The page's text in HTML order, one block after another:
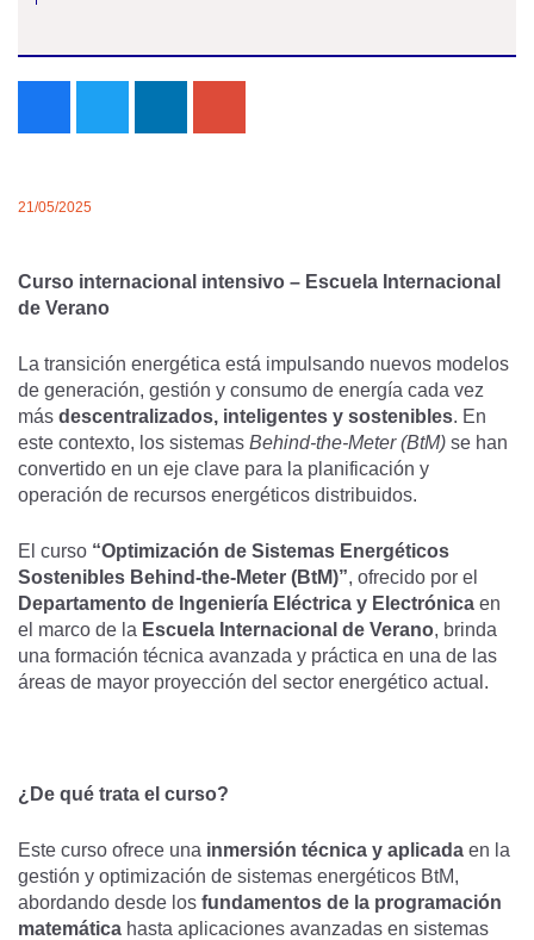
21/05/2025
Curso internacional intensivo – Escuela Internacional
de Verano
La transición energética está impulsando nuevos modelos
de generación, gestión y consumo de energía cada vez
más descentralizados, inteligentes y sostenibles. En
este contexto, los sistemas Behind‑the‑Meter (BtM) se han
convertido en un eje clave para la planificación y
operación de recursos energéticos distribuidos.
El curso “Optimización de Sistemas Energéticos
Sostenibles Behind‑the‑Meter (BtM)”, ofrecido por el
Departamento de Ingeniería Eléctrica y Electrónica en
el marco de la Escuela Internacional de Verano, brinda
una formación técnica avanzada y práctica en una de las
áreas de mayor proyección del sector energético actual.
¿De qué trata el curso?
Este curso ofrece una inmersión técnica y aplicada en la
gestión y optimización de sistemas energéticos BtM,
abordando desde los fundamentos de la programación
matemática hasta aplicaciones avanzadas en sistemas